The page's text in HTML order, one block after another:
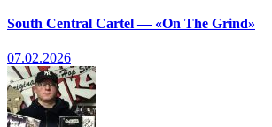
South Central Cartel — «On The Grind»
07.02.2026